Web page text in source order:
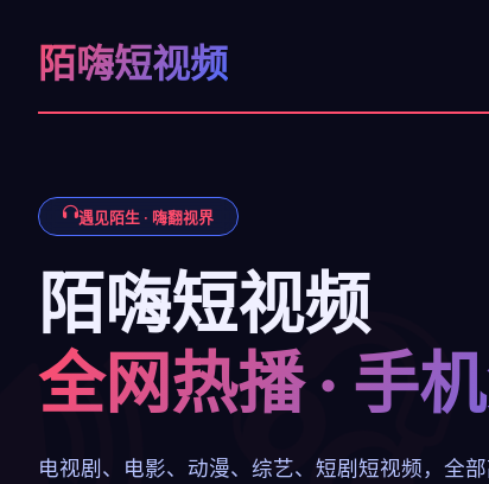
陌嗨短视频
遇见陌生 · 嗨翻视界
陌嗨短视频
全网热播 · 手
电视剧、电影、动漫、综艺、短剧短视频，全